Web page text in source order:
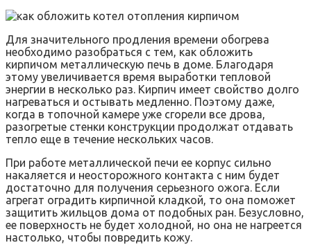
Для значительного продления времени обогрева
необходимо разобраться с тем, как обложить
кирпичом металлическую печь в доме. Благодаря
этому увеличивается время выработки тепловой
энергии в несколько раз. Кирпич имеет свойство долго
нагреваться и остывать медленно. Поэтому даже,
когда в топочной камере уже сгорели все дрова,
разогретые стенки конструкции продолжат отдавать
тепло еще в течение нескольких часов.
При работе металлической печи ее корпус сильно
накаляется и неосторожного контакта с ним будет
достаточно для получения серьезного ожога. Если
агрегат оградить кирпичной кладкой, то она поможет
защитить жильцов дома от подобных ран. Безусловно,
ее поверхность не будет холодной, но она не нагреется
настолько, чтобы повредить кожу.